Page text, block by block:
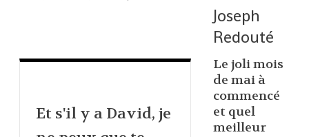
Et s'il y a David, je
Joseph
Redouté
Le joli mois
de mai à
commencé
et quel
meilleur